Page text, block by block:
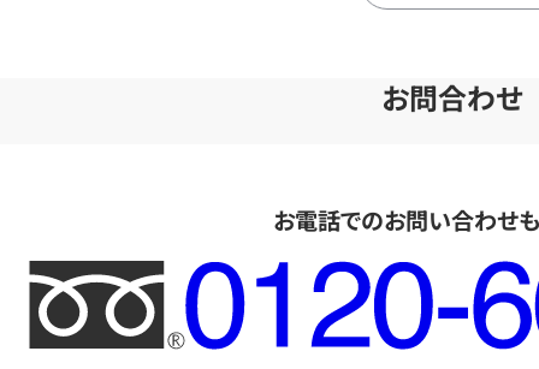
お問合わせ
お電話でのお問い合わせ
フ
リ
ー